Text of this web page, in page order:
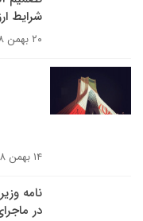
شرایط
۲۰ بهمن ۱۳۹۸
۱۴ بهمن ۱۳۹۸
در